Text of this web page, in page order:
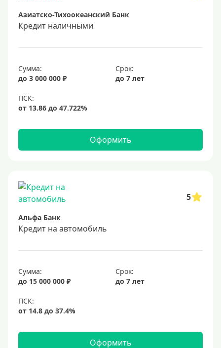
Азиатско-Тихоокеанский Банк
Кредит наличными
Сумма:
до 3 000 000 ₽
Срок:
до 7 лет
Оформить
5
Альфа Банк
Кредит на автомобиль
Сумма:
до 15 000 000 ₽
Срок:
до 7 лет
Оформить